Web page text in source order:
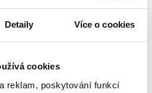
Detaily Více o cookies
cookies
reklam, poskytování funkcí
v Česku šíří.